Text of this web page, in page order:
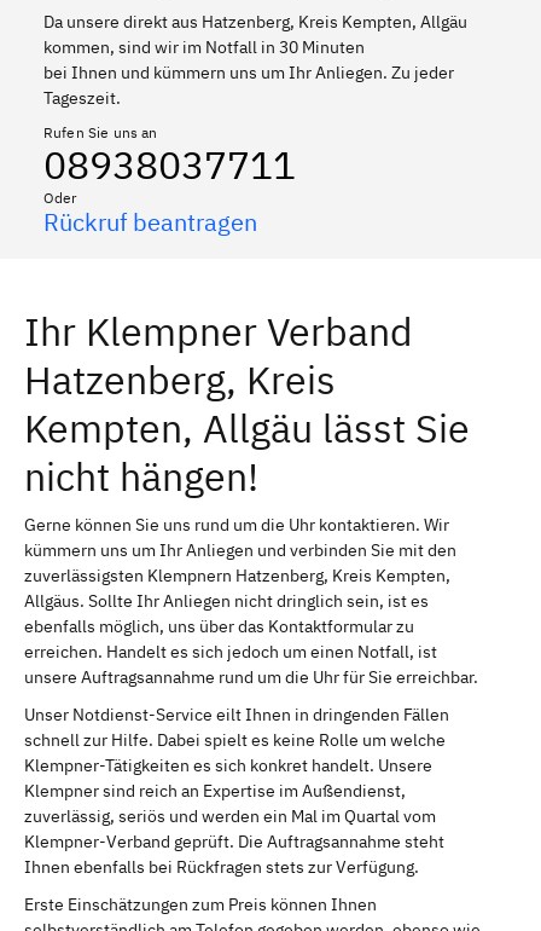
Da unsere direkt aus Hatzenberg, Kreis Kempten, Allgäu
kommen, sind wir im Notfall in 30 Minuten
bei Ihnen und kümmern uns um Ihr Anliegen. Zu jeder
Tageszeit.
Rufen Sie uns an
08938037711
Oder
Rückruf beantragen
Ihr Klempner Verband
Hatzenberg, Kreis
Kempten, Allgäu lässt Sie
nicht hängen!
Gerne können Sie uns rund um die Uhr kontaktieren. Wir
kümmern uns um Ihr Anliegen und verbinden Sie mit den
zuverlässigsten Klempnern Hatzenberg, Kreis Kempten,
Allgäus. Sollte Ihr Anliegen nicht dringlich sein, ist es
ebenfalls möglich, uns über das Kontaktformular zu
erreichen. Handelt es sich jedoch um einen Notfall, ist
unsere Auftragsannahme rund um die Uhr für Sie erreichbar.
Unser Notdienst-Service eilt Ihnen in dringenden Fällen
schnell zur Hilfe. Dabei spielt es keine Rolle um welche
Klempner-Tätigkeiten es sich konkret handelt. Unsere
Klempner sind reich an Expertise im Außendienst,
zuverlässig, seriös und werden ein Mal im Quartal vom
Klempner-Verband geprüft. Die Auftragsannahme steht
Ihnen ebenfalls bei Rückfragen stets zur Verfügung.
Erste Einschätzungen zum Preis können Ihnen